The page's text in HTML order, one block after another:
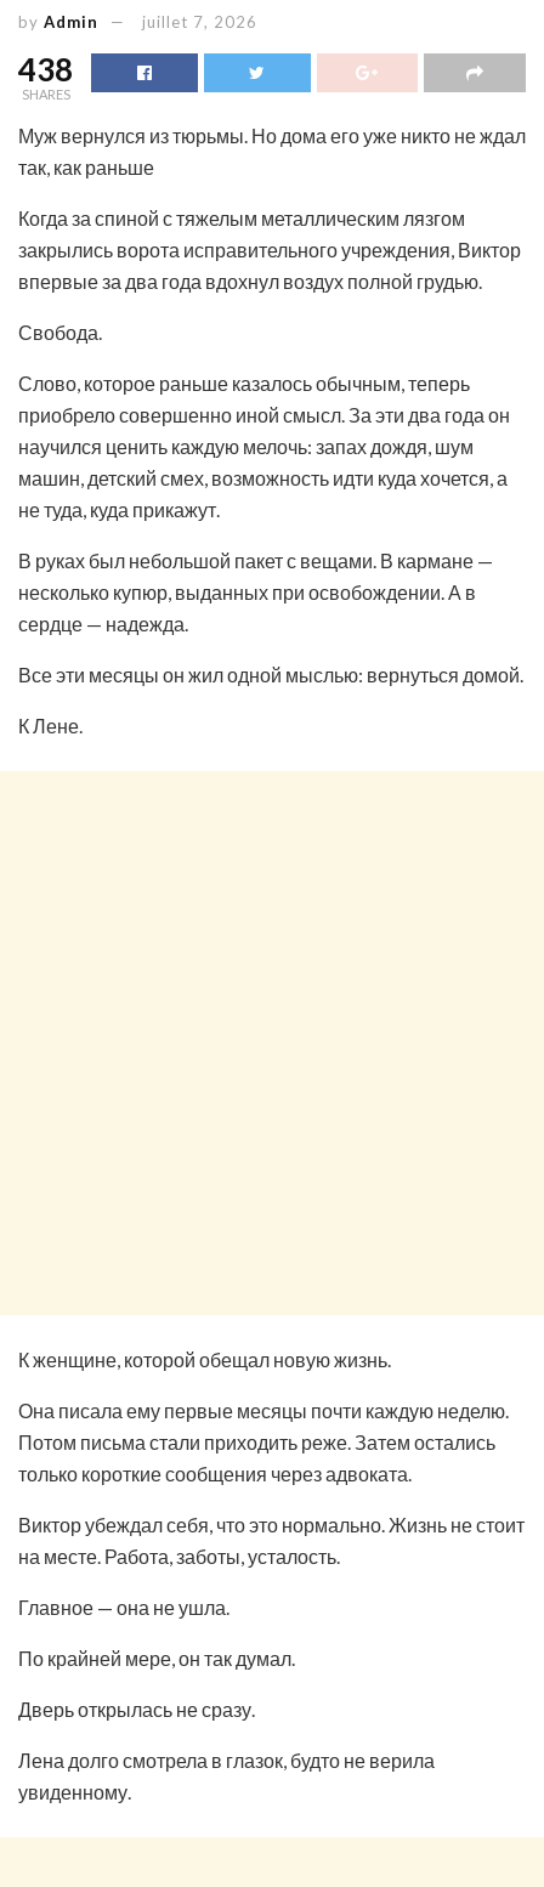
by Admin juillet 7, 2026
438
SHARES
Муж вернулся из тюрьмы. Но дома его уже никто не ждал
так, как раньше
Когда за спиной с тяжелым металлическим лязгом
закрылись ворота исправительного учреждения, Виктор
впервые за два года вдохнул воздух полной грудью.
Свобода.
Слово, которое раньше казалось обычным, теперь
приобрело совершенно иной смысл. За эти два года он
научился ценить каждую мелочь: запах дождя, шум
машин, детский смех, возможность идти куда хочется, а
не туда, куда прикажут.
В руках был небольшой пакет с вещами. В кармане —
несколько купюр, выданных при освобождении. А в
сердце — надежда.
Все эти месяцы он жил одной мыслью: вернуться домой.
К Лене.
К женщине, которой обещал новую жизнь.
Она писала ему первые месяцы почти каждую неделю.
Потом письма стали приходить реже. Затем остались
только короткие сообщения через адвоката.
Виктор убеждал себя, что это нормально. Жизнь не стоит
на месте. Работа, заботы, усталость.
Главное — она не ушла.
По крайней мере, он так думал.
Дверь открылась не сразу.
Лена долго смотрела в глазок, будто не верила
увиденному.